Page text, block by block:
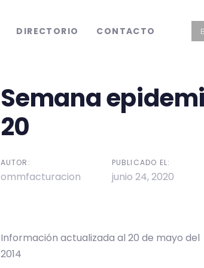
DIRECTORIO CONTACTO
Semana
20
AUTOR:
ommfacturacion
PUBLICADO EL:
junio 24, 2020
Información actualizada al 20 de mayo del
2014